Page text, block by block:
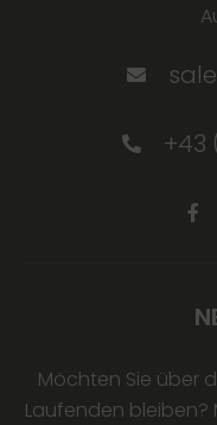
+43
Möchten Sie über
Laufenden bleiben?